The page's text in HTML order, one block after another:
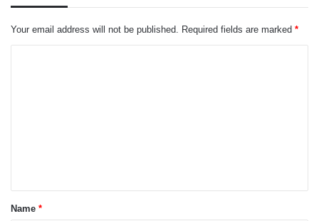
Your email address will not be published. Required fields are marked *
*Name *